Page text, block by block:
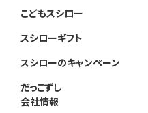
こどもスシロー
スシローギフト
スシローのキャンペーン
だっこずし
会社情報